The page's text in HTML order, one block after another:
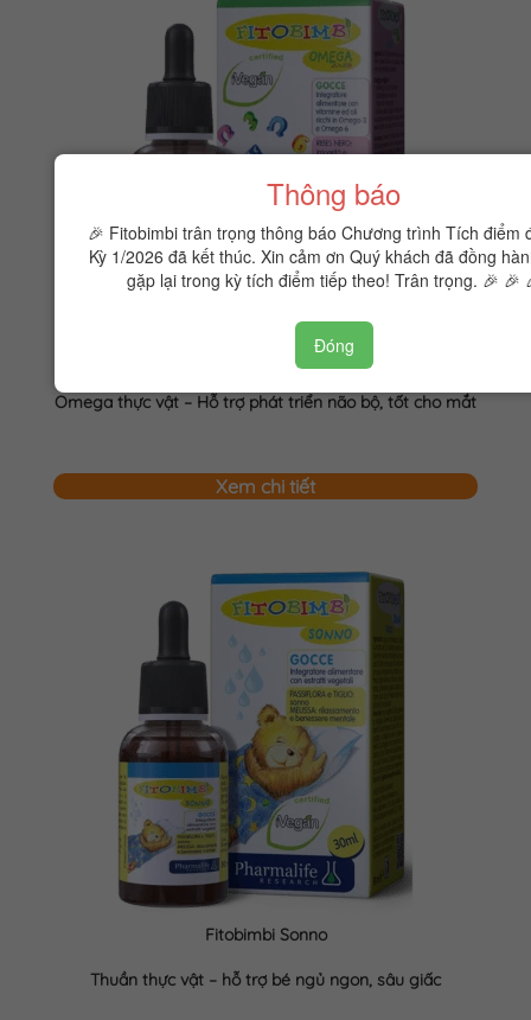
Fitobimbi Omega junior
Omega thực vật – Hỗ trợ phát triển não bộ, tốt cho mắt
Xem chi tiết
Fitobimbi Sonno
Thuần thực vật – hỗ trợ bé ngủ ngon, sâu giấc
Thông báo
🎉 Fitobimbi trân trọng thông báo Chương trình Tích điểm
Kỳ 1/2026 đã kết thúc. Xin cảm ơn Quý khách đã đồng
gặp lại trong kỳ tích điểm tiếp theo! Trân trọng. 🎉 🎉
Đóng